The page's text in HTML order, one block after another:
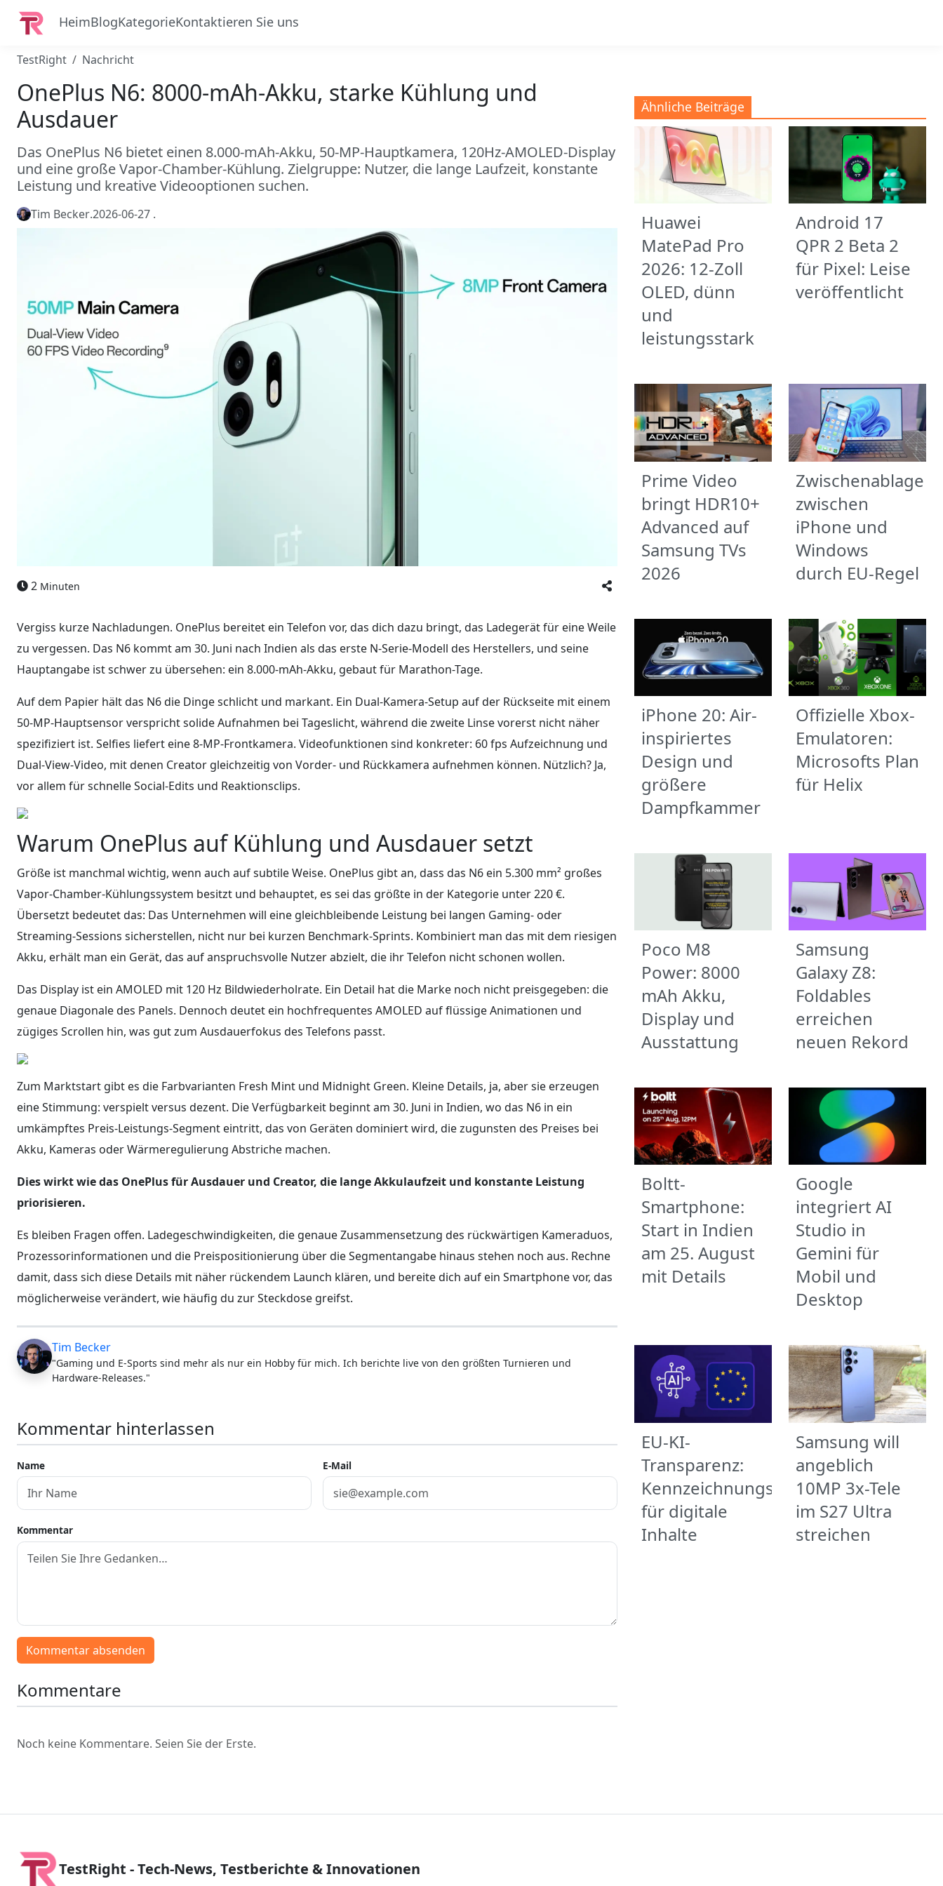
HeimBlogKategorieKontaktieren Sie uns
TestRight Nachricht
OnePlus N6: 8000-mAh-Akku, starke Kühlung und
Ausdauer
Das OnePlus N6 bietet einen 8.000-mAh-Akku, 50-MP-Hauptkamera, 120Hz-AMOLED-Display
und eine große Vapor-Chamber-Kühlung. Zielgruppe: Nutzer, die lange Laufzeit, konstante
Leistung und kreative Videooptionen suchen.
Tim Becker.2026-06-27 .
2 Minuten
Vergiss kurze Nachladungen. OnePlus bereitet ein Telefon vor, das dich dazu bringt, das Ladegerät für eine Weile
zu vergessen. Das N6 kommt am 30. Juni nach Indien als das erste N-Serie-Modell des Herstellers, und seine
Hauptangabe ist schwer zu übersehen: ein 8.000-mAh-Akku, gebaut für Marathon-Tage.
Auf dem Papier hält das N6 die Dinge schlicht und markant. Ein Dual-Kamera-Setup auf der Rückseite mit einem
50-MP-Hauptsensor verspricht solide Aufnahmen bei Tageslicht, während die zweite Linse vorerst nicht näher
spezifiziert ist. Selfies liefert eine 8-MP-Frontkamera. Videofunktionen sind konkreter: 60 fps Aufzeichnung und
Dual-View-Video, mit denen Creator gleichzeitig von Vorder- und Rückkamera aufnehmen können. Nützlich? Ja,
vor allem für schnelle Social-Edits und Reaktionsclips.
Warum OnePlus auf Kühlung und Ausdauer setzt
Größe ist manchmal wichtig, wenn auch auf subtile Weise. OnePlus gibt an, dass das N6 ein 5.300 mm² großes
Vapor-Chamber-Kühlungssystem besitzt und behauptet, es sei das größte in der Kategorie unter 220 €.
Übersetzt bedeutet das: Das Unternehmen will eine gleichbleibende Leistung bei langen Gaming- oder
Streaming-Sessions sicherstellen, nicht nur bei kurzen Benchmark-Sprints. Kombiniert man das mit dem riesigen
Akku, erhält man ein Gerät, das auf anspruchsvolle Nutzer abzielt, die ihr Telefon nicht schonen wollen.
Das Display ist ein AMOLED mit 120 Hz Bildwiederholrate. Ein Detail hat die Marke noch nicht preisgegeben: die
genaue Diagonale des Panels. Dennoch deutet ein hochfrequentes AMOLED auf flüssige Animationen und
zügiges Scrollen hin, was gut zum Ausdauerfokus des Telefons passt.
Zum Marktstart gibt es die Farbvarianten Fresh Mint und Midnight Green. Kleine Details, ja, aber sie erzeugen
eine Stimmung: verspielt versus dezent. Die Verfügbarkeit beginnt am 30. Juni in Indien, wo das N6 in ein
umkämpftes Preis-Leistungs-Segment eintritt, das von Geräten dominiert wird, die zugunsten des Preises bei
Akku, Kameras oder Wärmeregulierung Abstriche machen.
Dies wirkt wie das OnePlus für Ausdauer und Creator, die lange Akkulaufzeit und konstante Leistung
priorisieren.
Es bleiben Fragen offen. Ladegeschwindigkeiten, die genaue Zusammensetzung des rückwärtigen Kameraduos,
Prozessorinformationen und die Preispositionierung über die Segmentangabe hinaus stehen noch aus. Rechne
damit, dass sich diese Details mit näher rückendem Launch klären, und bereite dich auf ein Smartphone vor, das
möglicherweise verändert, wie häufig du zur Steckdose greifst.
Tim Becker
"Gaming und E-Sports sind mehr als nur ein Hobby für mich. Ich berichte live von den größten Turnieren und
Hardware-Releases."
Kommentar hinterlassen
Name E-Mail
Kommentar
Kommentar absenden
Kommentare
Noch keine Kommentare. Seien Sie der Erste.
Ähnliche Beiträge
Huawei
MatePad Pro
2026: 12-Zoll
OLED, dünn
und
leistungsstark
Android 17
QPR 2 Beta 2
für Pixel: Leise
veröffentlicht
Prime Video
bringt HDR10+
Advanced auf
Samsung TVs
2026
Zwischenablage
zwischen
iPhone und
Windows
durch EU-Regel
iPhone 20: Air-
inspiriertes
Design und
größere
Dampfkammer
Offizielle Xbox-
Emulatoren:
Microsofts Plan
für Helix
Poco M8
Power: 8000
mAh Akku,
Display und
Ausstattung
Samsung
Galaxy Z8:
Foldables
erreichen
neuen Rekord
Boltt-
Smartphone:
Start in Indien
am 25. August
mit Details
Google
integriert AI
Studio in
Gemini für
Mobil und
Desktop
EU-KI-
Transparenz:
Kennzeichnungspflicht
für digitale
Inhalte
Samsung will
angeblich
10MP 3x-Tele
im S27 Ultra
streichen
TestRight - Tech-News, Testberichte & Innovationen